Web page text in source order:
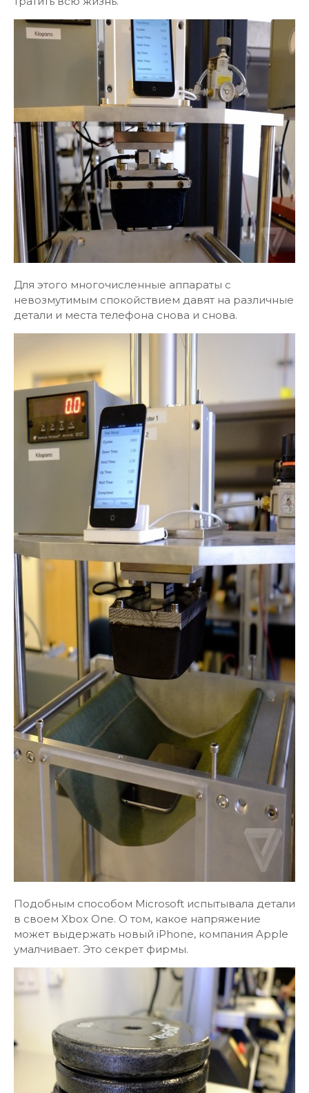
Для этого многочисленные аппараты с
невозмутимым спокойствием давят на различные
детали и места телефона снова и снова.
Подобным способом Microsoft испытывала детали
в своем Xbox One. О том, какое напряжение
может выдержать новый iPhone, компания Apple
умалчивает. Это секрет фирмы.